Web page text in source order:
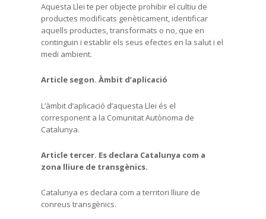
Aquesta Llei te per objecte prohibir el cultiu de
productes modificats genèticament, identificar
aquells productes, transformats o no, que en
continguin i establir els seus efectes en la salut i el
medi ambient.
Article segon. Àmbit d’aplicació
L’àmbit d’aplicació d’aquesta Llei és el
corresponent a la Comunitat Autònoma de
Catalunya.
Article tercer. Es declara Catalunya com a
zona lliure de transgènics.
Catalunya es declara com a territori lliure de
conreus transgènics.